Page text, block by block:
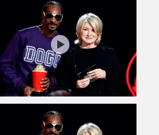
תקנון משתתפים וזוכים בפרסים
תקנון עבור פעילות אלקטרה
תקנון עבור פעילות ספורט 1 – "מרלן"
טניס
גיימינג E-Sports
מדיניות פרטיות